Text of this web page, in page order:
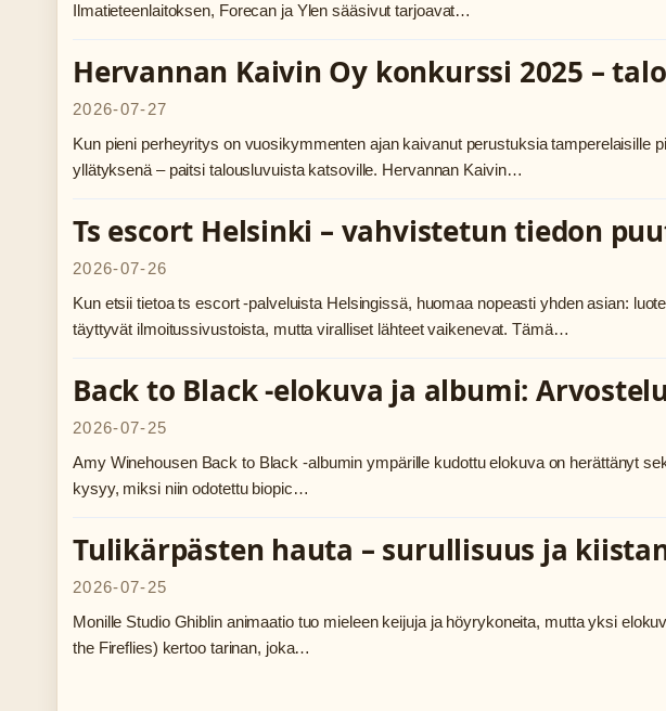
Ilmatieteenlaitoksen, Forecan ja Ylen sääsivut tarjoavat…
Hervannan Kaivin Oy konkurssi 2025 –
2026-07-27
Kun pieni perheyritys on vuosikymmenten ajan kaivanut perustuksia tamperelaisille
yllätyksenä – paitsi talousluvuista katsoville. Hervannan Kaivin…
Ts escort Helsinki – vahvistetun tiedon
2026-07-26
Kun etsii tietoa ts escort -palveluista Helsingissä, huomaa nopeasti yhden asian:
täyttyvät ilmoitussivustoista, mutta viralliset lähteet vaikenevat. Tämä…
Back to Black -elokuva ja albumi:
2026-07-25
Amy Winehousen Back to Black -albumin ympärille kudottu elokuva on herättänyt
kysyy, miksi niin odotettu biopic…
Tulikärpästen hauta – surullisuus ja
2026-07-25
Monille Studio Ghiblin animaatio tuo mieleen keijuja ja höyrykoneita, mutta yksi
the Fireflies) kertoo tarinan, joka…